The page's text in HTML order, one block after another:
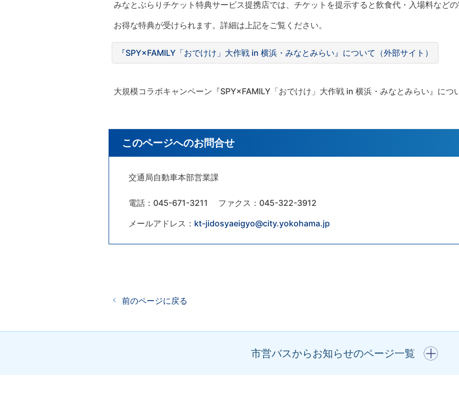
みなとぶらりチケット特典サービス提携店では、チケットを提示すると飲食代・入場料など
お得な特典が受けられます。詳細は上記をご覧ください。
『SPY×FAMILY「おでけけ」⼤作戦 in 横浜・みなとみらい』について（外部サイト）
⼤規模コラボキャンペーン『SPY×FAMILY「おでけけ」⼤作戦 in 横浜・みなとみらい』につ
このページへのお問合せ
交通局自動車本部営業課
電話：045-671-3211
ファクス：045-322-3912
メールアドレス： kt-jidosyaeigyo@city.yokohama.jp
前のページに戻る
市営バスからお知らせのページ一覧
開く